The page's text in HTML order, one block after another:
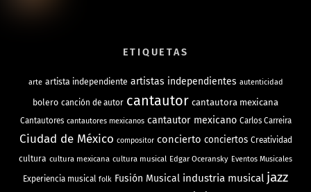
ETIQUETAS
arte artista independiente artistas independientes autenticidad
bolero canción de autor cantautor cantautora mexicana
Cantautores cantautores mexicanos cantautor mexicano Carlos Carreira
Ciudad de México compositor concierto conciertos Creatividad
cultura cultura mexicana cultura musical Edgar Oceransky Eventos Musicales
Experiencia musical folk Fusión Musical industria musical jazz